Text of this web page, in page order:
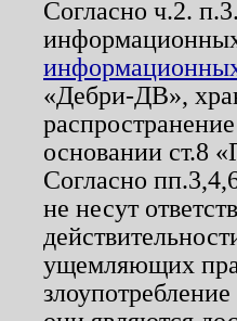
Согласно ч.2.
«Дебри-ДВ»,
основании ст.8
Согласно
не несут
ущемляющих